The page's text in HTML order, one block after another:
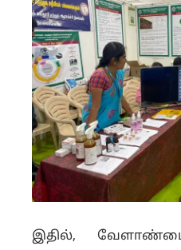
இதில்,